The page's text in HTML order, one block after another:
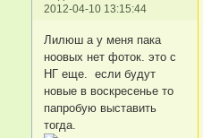
2012-04-10 13:15:44
Лилюш а у меня пака
ноовых нет фоток. это с
НГ еще. если будут
новые в воскресенье то
папробую выставить
тогда.